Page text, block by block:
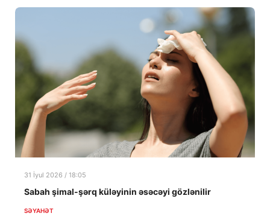
31 İyul 2026 / 18:05
Sabah şimal-şərq küləyinin əsəcəyi gözlənilir
SƏYAHƏT